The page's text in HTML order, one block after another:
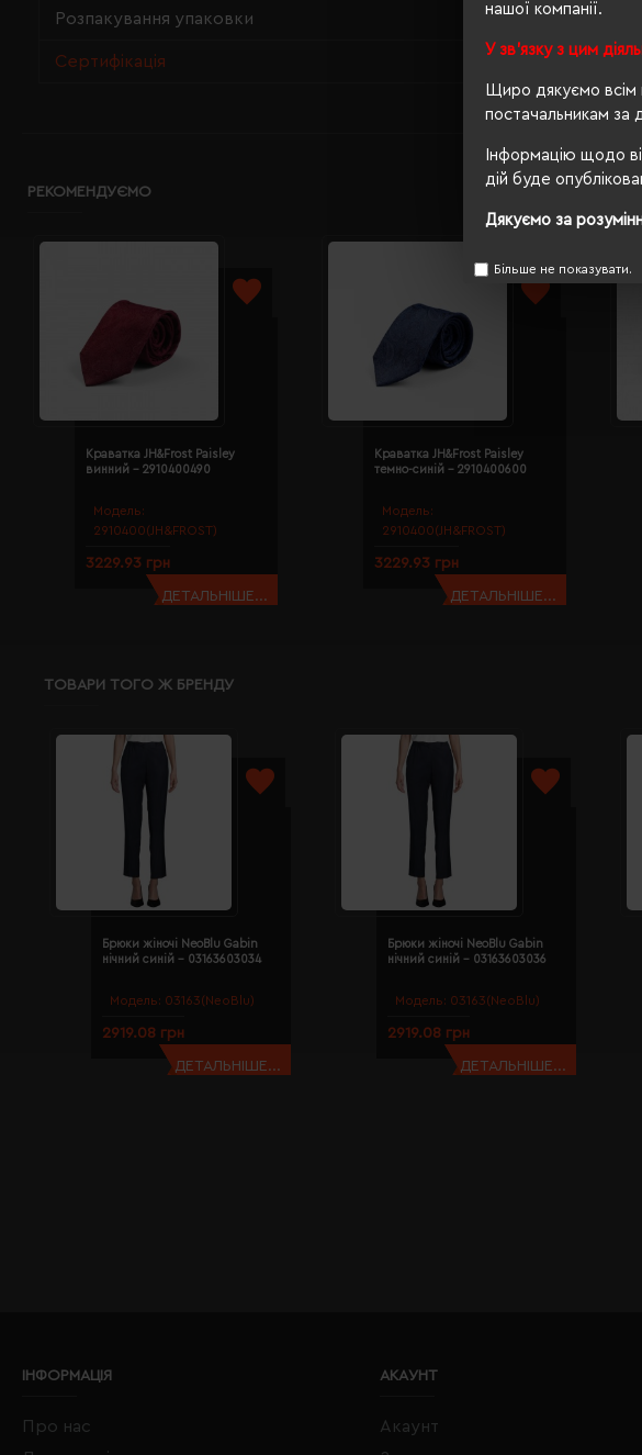
нашої компанії.
У зв'язку з цим
Щиро дякуємо всім
постачальникам за
Інформацію щодо
дій буде
Дякуємо за
Більше не показувати.
Розпакування упаковки
Сертифікація
РЕКОМЕНДУЄМО
Модель:
2910400(JH&FROST)
Краватка JH&Frost Paisley
винний - 2910400490
3229.93 грн
ДЕТАЛЬНІШЕ...
Модель:
2910400(JH&FROST)
Краватка JH&Frost Paisley
темно-синій - 2910400600
3229.93 грн
ДЕТАЛЬНІШЕ...
ТОВАРИ ТОГО Ж БРЕНДУ
Модель: 03163(NeoBlu)
Брюки жіночі NeoBlu Gabin
нічний синій - 03163603034
2919.08 грн
ДЕТАЛЬНІШЕ...
Модель: 03163(NeoBlu)
Брюки жіночі NeoBlu Gabin
нічний синій - 03163603036
2919.08 грн
ДЕТАЛЬНІШЕ...
ІНФОРМАЦІЯ
Про нас
АКАУНТ
Акаунт